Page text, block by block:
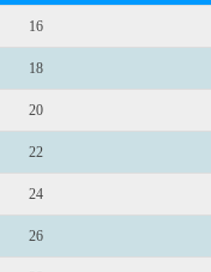
16
18
20
22
24
26